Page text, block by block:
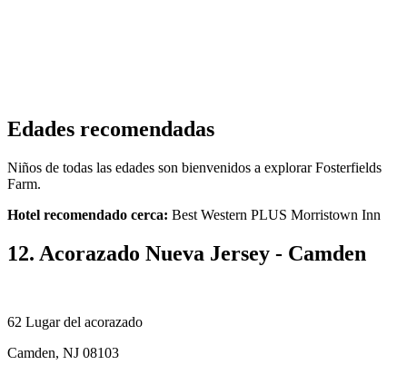
Edades recomendadas
Niños de todas las edades son bienvenidos a explorar Fosterfields
Farm.
Hotel recomendado cerca: Best Western PLUS Morristown Inn
12. Acorazado Nueva Jersey - Camden
62 Lugar del acorazado
Camden, NJ 08103